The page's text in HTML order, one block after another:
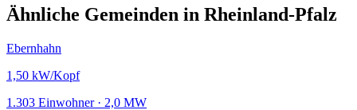
Ähnliche Gemeinden in Rheinland-Pfalz
Ebernhahn
1,50 kW/Kopf
1.303 Einwohner · 2,0 MW